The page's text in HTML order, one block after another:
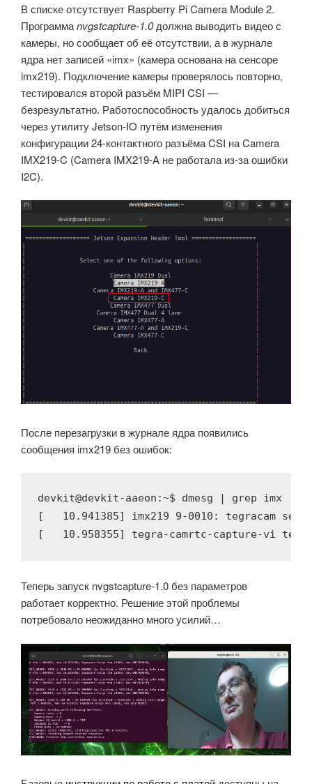
В списке отсутствует Raspberry Pi Camera Module 2.
Программаnvgstcapture-1.0должна выводить видео с
камеры, но сообщает об её отсутствии, а в журнале
ядра нет записей «imx» (камера основана на сенсоре
imx219). Подключение камеры проверялось повторно,
тестировался второй разъём MIPI CSI —
безрезультатно. Работоспособность удалось добиться
через утилиту Jetson-IO путём изменения
конфигурации 24-контактного разъёма CSI на Camera
IMX219-C (Camera IMX219-A не работала из-за ошибки
I2C).
После перезагрузки в журнале ядра появились
сообщения imx219 без ошибок:
devkit@devkit-aaeon:~$ dmesg | grep imx
[   10.941385] imx219 9-0010: tegracam
[   10.958355] tegra-camrtc-capture-vi
Теперь запуск nvgstcapture-1.0 без параметров
работает корректно. Решение этой проблемы
потребовало неожиданно много усилий…